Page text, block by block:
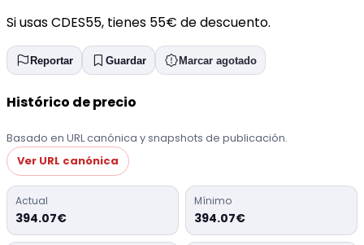
Si usas CDES55, tienes 55€ de descuento.
Reportar Guardar Marcar agotado
Histórico de precio
Basado en URL canónica y snapshots de publicación.
Ver URL canónica
Actual
394.07€
Mínimo
394.07€